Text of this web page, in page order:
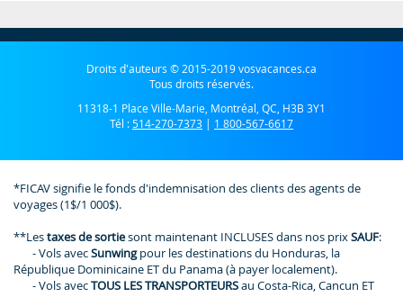
Droits d'auteurs © 2015-2019 vosvacances.ca
Tous droits réservés.
11318-1 Place Ville-Marie, Montréal, QC, H3B 3Y1
Tél :514-270-7373 | 1 800-567-6617
*FICAV signifie le fonds d'indemnisation des clients des agents de
voyages (1$/1 000$).
**Lestaxes de sortiesont maintenant INCLUSES dans nos prixSAUF:
- Vols avecSunwingpour les destinations du Honduras, la
République Dominicaine ET du Panama (à payer localement).
- Vols avecTOUS LES TRANSPORTEURSau Costa-Rica, Cancun ET